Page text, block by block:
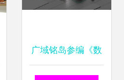
广域铭岛参编《数